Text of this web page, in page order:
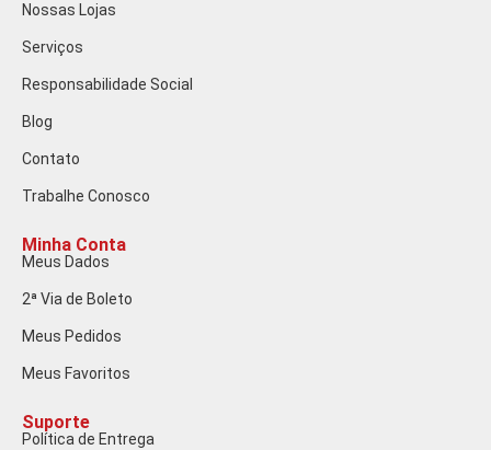
Nossas Lojas
Serviços
Responsabilidade Social
Blog
Contato
Trabalhe Conosco
Minha Conta
Meus Dados
2ª Via de Boleto
Meus Pedidos
Meus Favoritos
Suporte
Política de Entrega